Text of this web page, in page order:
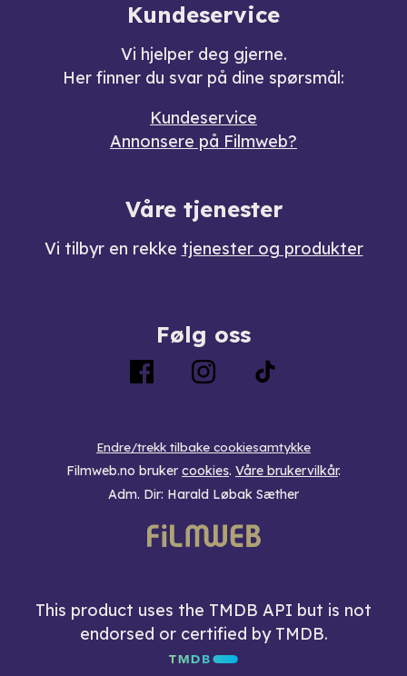
Kundeservice
Vi hjelper deg gjerne.
Her finner du svar på dine spørsmål:
Kundeservice
Annonsere på Filmweb?
Våre tjenester
Vi tilbyr en rekke tjenester og produkter
Følg oss
Endre/trekk tilbake cookiesamtykke
Filmweb.no bruker cookies. Våre brukervilkår.
Adm. Dir: Harald Løbak Sæther
This product uses the TMDB API but is not
endorsed or certified by TMDB.